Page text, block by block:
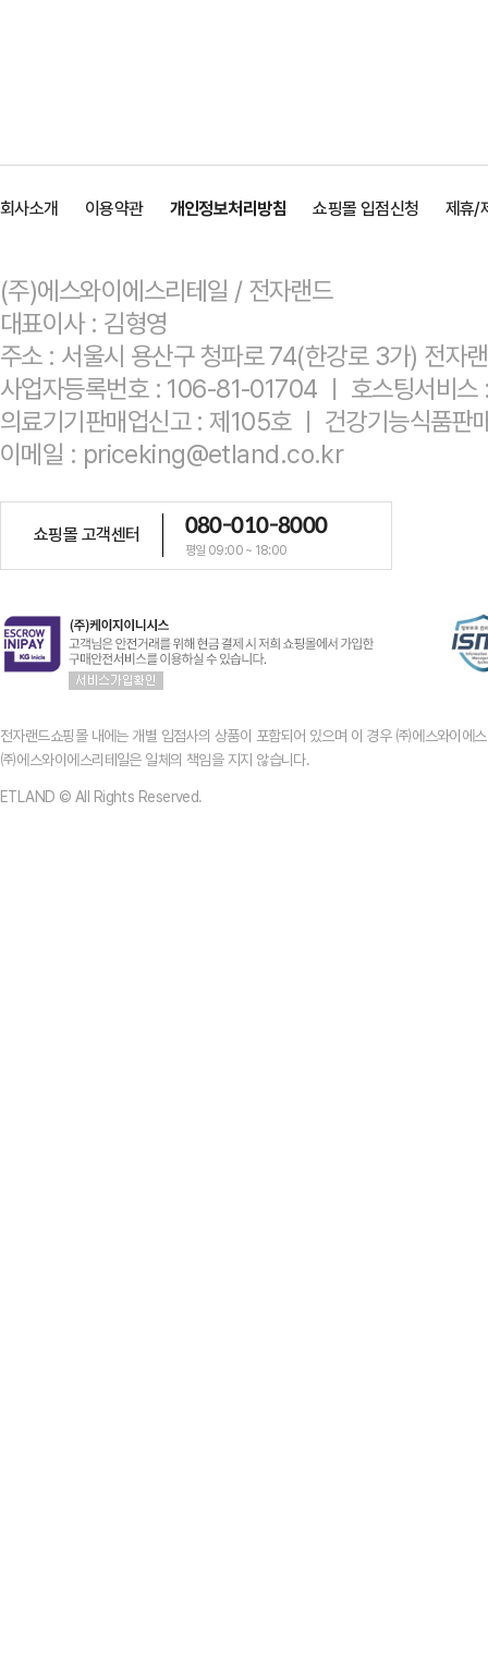
회사소개 이용약관 개인정보처리방침 쇼핑몰 입점신청 제휴/
(주)에스와이에스리테일 / 전자랜드
대표이사 : 김형영
주소 : 서울시 용산구 청파로 74(한강로 3가) 전자
사업자등록번호 : 106-81-01704 ㅣ 호스팅서비
의료기기판매업신고 : 제105호 ㅣ 건강기능식품
이메일 : priceking@etland.co.kr
쇼핑몰 고객센터 080-010-8000
평일 09:00 ~ 18:00
전자랜드쇼핑몰 내에는 개별 입점사의 상품이 포함되어 있으며 이 경우 ㈜에스와이에
㈜에스와이에스리테일은 일체의 책임을 지지 않습니다.
ETLAND © All Rights Reserved.